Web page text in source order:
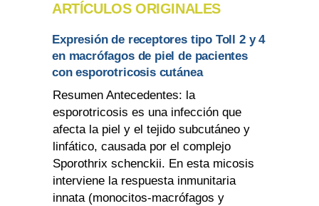
ARTÍCULOS ORIGINALES
Expresión de receptores tipo Toll 2 y 4
en macrófagos de piel de pacientes
con esporotricosis cutánea
Resumen Antecedentes: la
esporotricosis es una infección que
afecta la piel y el tejido subcutáneo y
linfático, causada por el complejo
Sporothrix schenckii. En esta micosis
interviene la respuesta inmunitaria
innata (monocitos-macrófagos y